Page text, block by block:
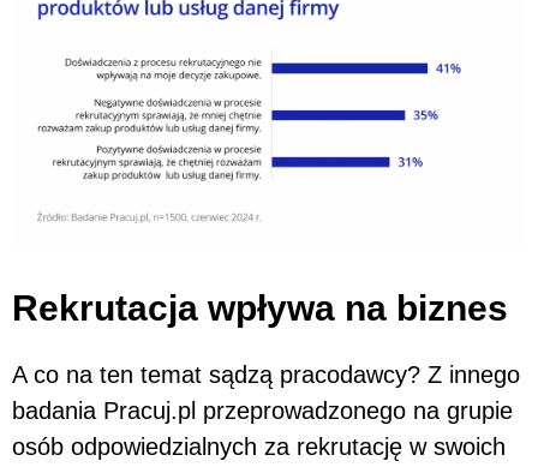
Rekrutacja wpływa na biznes
A co na ten temat sądzą pracodawcy? Z innego
badania Pracuj.pl przeprowadzonego na grupie
osób odpowiedzialnych za rekrutację w swoich